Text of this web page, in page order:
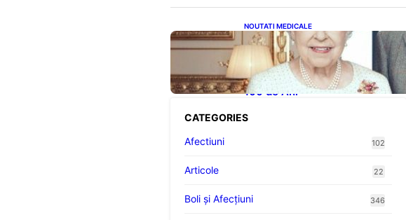
NOUTATI MEDICALE
Longevitatea în Rândul
Celebrităților: Lecții din Viața
Prințului Philip și a Altora care
Au Fost Pe Punctul de a Împlini
100 de Ani
CATEGORIES
Afectiuni
102
Articole 22
Boli și Afecțiuni 346